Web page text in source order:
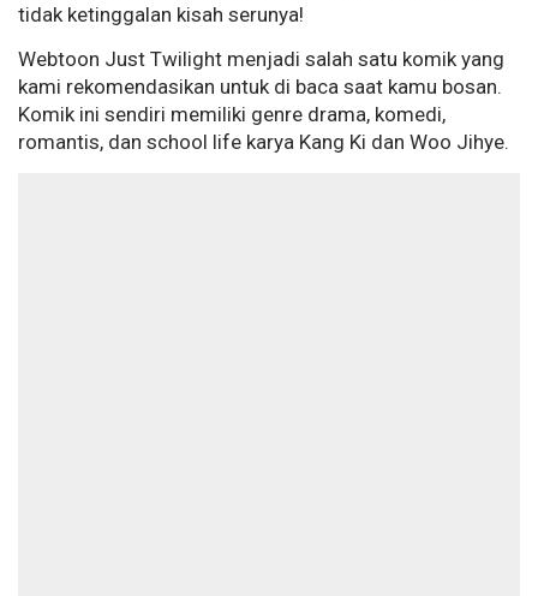
tidak ketinggalan kisah serunya!
Webtoon Just Twilight menjadi salah satu komik yang
kami rekomendasikan untuk di baca saat kamu bosan.
Komik ini sendiri memiliki genre drama, komedi,
romantis, dan school life karya Kang Ki dan Woo Jihye.